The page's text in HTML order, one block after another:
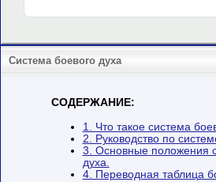
Система боевого духа
СОДЕРЖАНИЕ:
1. Что такое система
2. Руководство по
3. Основные положения
духа.
4. Переводная таблица